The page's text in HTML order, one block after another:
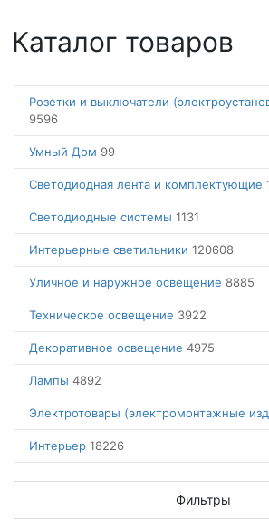
Каталог товаров
Розетки и выключатели
9596
Умный Дом 99
Светодиодная лента и комплектующие
Светодиодные системы 1131
Интерьерные светильники 120608
Уличное и наружное освещение 8885
Техническое освещение 3922
Декоративное освещение 4975
Лампы 4892
Электротовары (электромонтажные
Интерьер 18226
Фильтры